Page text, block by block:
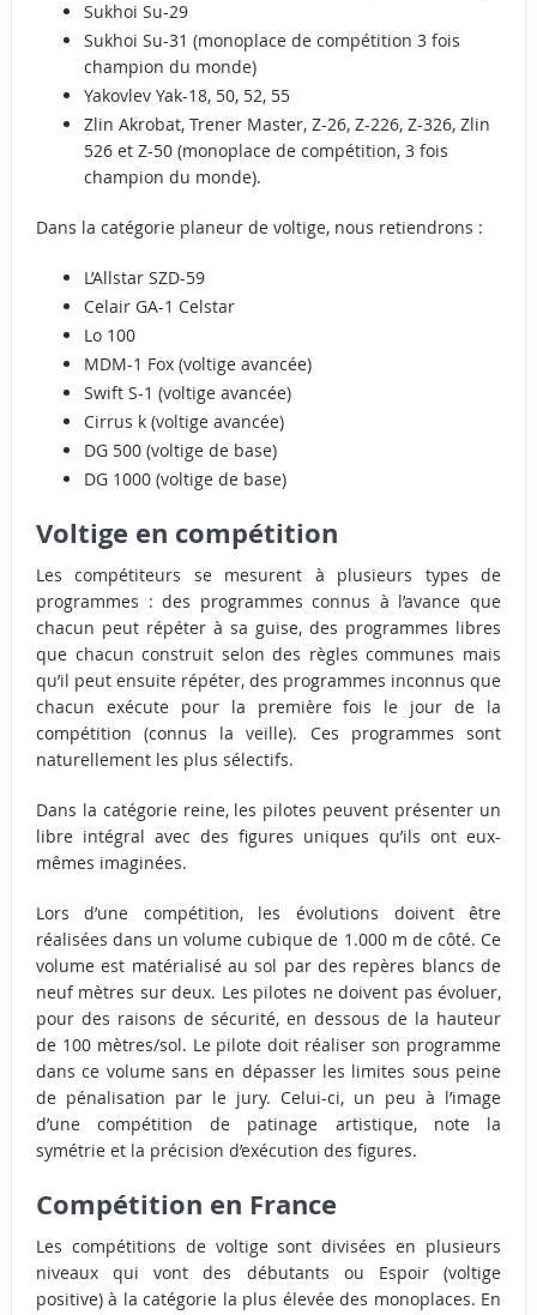
Sukhoi Su-29
Sukhoi Su-31 (monoplace de compétition 3 fois
champion du monde)
Yakovlev Yak-18, 50, 52, 55
Zlin Akrobat, Trener Master, Z-26, Z-226, Z-326, Zlin
526 et Z-50 (monoplace de compétition, 3 fois
champion du monde).
Dans la catégorie planeur de voltige, nous retiendrons :
L’Allstar SZD-59
Celair GA-1 Celstar
Lo 100
MDM-1 Fox (voltige avancée)
Swift S-1 (voltige avancée)
Cirrus k (voltige avancée)
DG 500 (voltige de base)
DG 1000 (voltige de base)
Voltige en compétition
Les compétiteurs se mesurent à plusieurs types de
programmes : des programmes connus à l’avance que
chacun peut répéter à sa guise, des programmes libres
que chacun construit selon des règles communes mais
qu’il peut ensuite répéter, des programmes inconnus que
chacun exécute pour la première fois le jour de la
compétition (connus la veille). Ces programmes sont
naturellement les plus sélectifs.
Dans la catégorie reine, les pilotes peuvent présenter un
libre intégral avec des figures uniques qu’ils ont eux-
mêmes imaginées.
Lors d’une compétition, les évolutions doivent être
réalisées dans un volume cubique de 1.000 m de côté. Ce
volume est matérialisé au sol par des repères blancs de
neuf mètres sur deux. Les pilotes ne doivent pas évoluer,
pour des raisons de sécurité, en dessous de la hauteur
de 100 mètres/sol. Le pilote doit réaliser son programme
dans ce volume sans en dépasser les limites sous peine
de pénalisation par le jury. Celui-ci, un peu à l’image
d’une compétition de patinage artistique, note la
symétrie et la précision d’exécution des figures.
Compétition en France
Les compétitions de voltige sont divisées en plusieurs
niveaux qui vont des débutants ou
Espoir (voltige
positive) à la catégorie la plus élevée des monoplaces. En